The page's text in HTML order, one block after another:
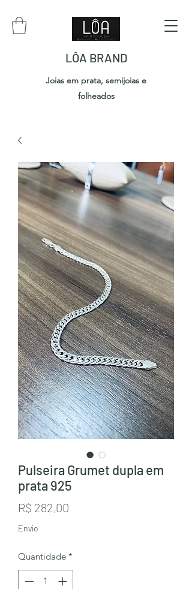
LÔA BRAND
Joias em prata, semijoias e
folheados
Pulseira Grumet dupla em
prata 925
R$ 282,00
Envio
Quantidade *